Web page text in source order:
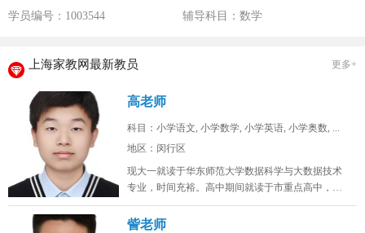
学员编号：1003544
辅导科目：数学
上海家教网最新教员 更多+
高老师
科目：小学语文, 小学数学, 小学英语, 小学奥数, ...
地区：闵行区
现大一就读于华东师范大学数据科学与大数据技术
专业，时间充裕。高中期间就读于市重点高中，总
分常年保持在年极段A+水平，数学...
訾老师